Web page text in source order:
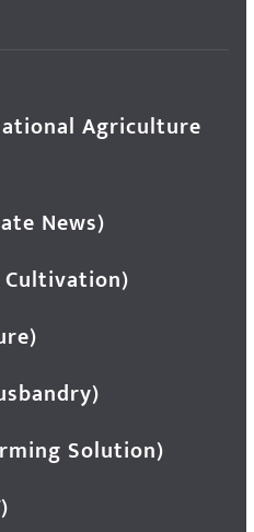
(National Agriculture
News)
Solution)